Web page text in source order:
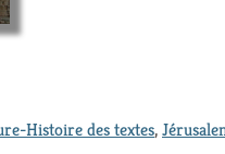
Histoire des textes,